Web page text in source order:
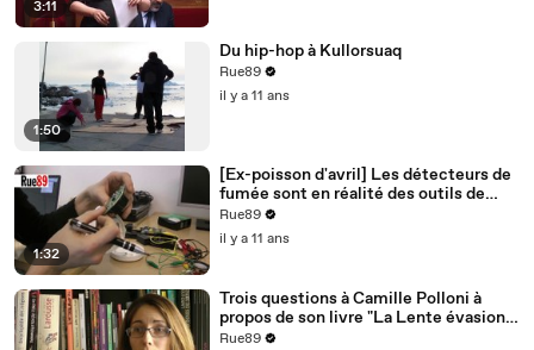
3:11
1:50
Du hip-hop à Kullorsuaq
Rue89
il y a 11 ans
1:32
[Ex-poisson d'avril] Les détecteurs de
fumée sont en réalité des outils de
surveillance
Rue89
il y a 11 ans
Trois questions à Camille Polloni à
propos de son livre "La Lente évasion"
(Mars 2015, Premier Parallèle)
Rue89